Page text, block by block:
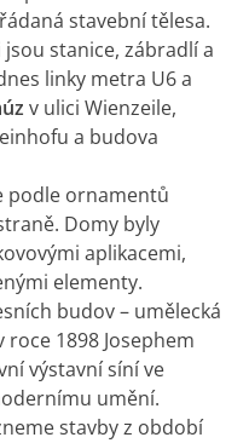
stavební tělesa.
stanice, zábradlí a
linky metra U6 a
v ulici Wienzeile,
a budova
podle ornamentů
Domy byly
aplikacemi,
elementy.
budov – umělecká
roce 1898 Josephem
výstavní síní ve
umění.
stavby z období